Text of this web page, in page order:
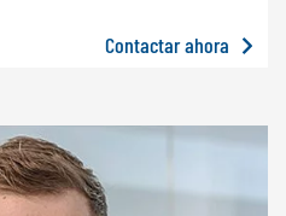
Contactar ahora